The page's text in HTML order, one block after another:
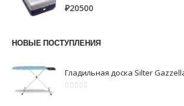
0из 5
₽20500
НОВЫЕ ПОСТУПЛЕНИЯ